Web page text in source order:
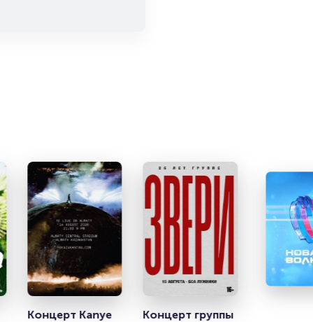
на
не
Концерт Kanye
Концерт группы